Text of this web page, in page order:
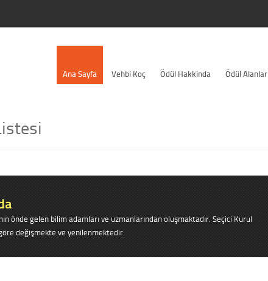
Ana Sayfa Vehbi Koç Ödül Hakkinda Ödül Alanlar
önde gelen bilim adamları ve uzmanlarından oluşmaktadır. Seçici Kurul
değişmekte ve yenilenmektedir.